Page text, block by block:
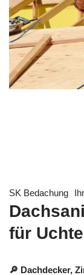
SK Bedachung
für
🔎 Dachdecker,